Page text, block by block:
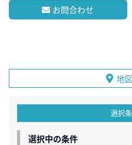
お問合わせ
地
選択
選択中の条件